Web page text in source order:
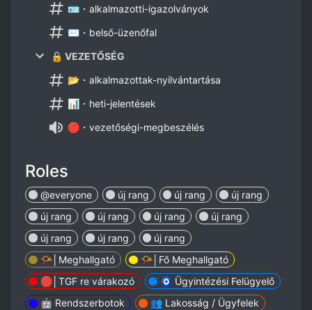
🪪・alkalmazotti-igazolványok
✉️・belső-üzenőfal
🔒 VEZETŐSÉG
📂・alkalmazottak-nyilvántartása
📊・heti-jelentések
🛑・vezetőségi-megbeszélés
Roles
@everyone új rang új rang
új rang
új rang
új rang új rang
új rang
új rang
új rang
új rang
📯│Meghallgató
📯│Fő Meghallgató
🛑│TGF re várakozó
🧿 Ügyintézési Felügyelő
🤖 Rendszerbotok
👥 Lakosság / Ügyfelek